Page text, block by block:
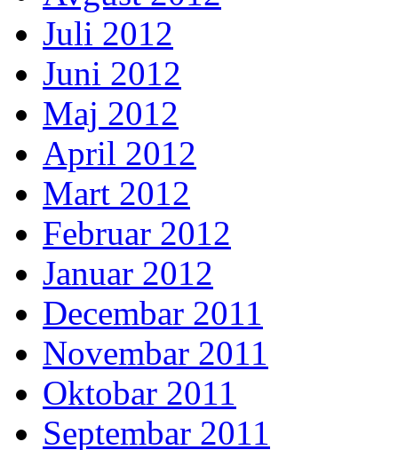
Juli 2012
Juni 2012
Maj 2012
April 2012
Mart 2012
Februar 2012
Januar 2012
Decembar 2011
Novembar 2011
Oktobar 2011
Septembar 2011